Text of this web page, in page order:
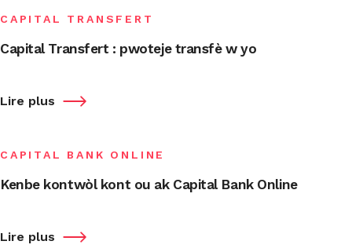
CAPITAL TRANSFERT
Capital Transfert : pwoteje transfè w yo
Lire plus
CAPITAL BANK ONLINE
Kenbe kontwòl kont ou ak Capital Bank Online
Lire plus